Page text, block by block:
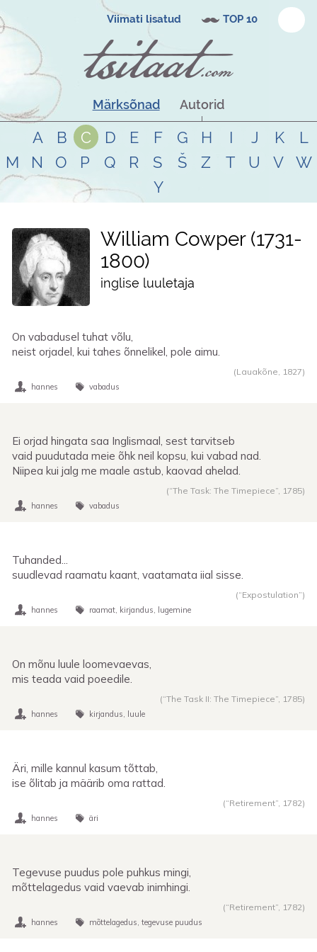
Viimati lisatud TOP 10
Märksõnad Autorid
A B C D E F G H I J K
L
M
N O P Q R S Š Z T U V
W
Y
William Cowper 1731-
1800
inglise luuletaja
On vabadusel tuhat võlu,
neist orjadel, kui tahes õnnelikel, pole aimu.
(Lauakõne, 1827)
hannes vabadus
Ei orjad hingata saa Inglismaal, sest tarvitseb
vaid puudutada meie õhk neil kopsu, kui vabad nad.
Niipea kui jalg me maale astub, kaovad ahelad.
(“The Task: The Timepiece”, 1785)
hannes vabadus
Tuhanded...
suudlevad raamatu kaant, vaatamata iial sisse.
(“Expostulation”)
hannes raamat kirjandus lugemine
On mõnu luule loomevaevas,
mis teada vaid poeedile.
(“The Task II: The Timepiece”, 1785)
hannes kirjandus luule
Äri, mille kannul kasum tõttab,
ise õlitab ja määrib oma rattad.
(“Retirement”, 1782)
hannes äri
Tegevuse puudus pole puhkus mingi,
mõttelagedus vaid vaevab inimhingi.
(“Retirement”, 1782)
hannes mõttelagedus tegevuse puudus